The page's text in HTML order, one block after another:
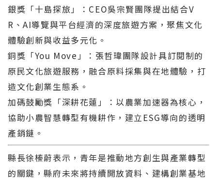
銀獎「十島探旅」：CEO吳宗賢團隊提出結合V
R、AI導覽與平台經濟的深度旅遊方案，聚焦文化
體驗創新與收益多元化。
銅獎「You Move」：張哲瑋團隊設計具訂閱制的
原民文化旅遊服務，融合原料採集與在地體驗，打
造文化創業生態系。
加碼鼓勵獎「深耕花蓮」：以農業加速器為核心，
協助小農智慧轉型有機耕作，建立ESG導向的透明
產銷鏈。
縣長徐榛蔚表示，青年是推動地方創生與產業轉型
的關鍵，縣府未來將持續開放資料、建構創業基地